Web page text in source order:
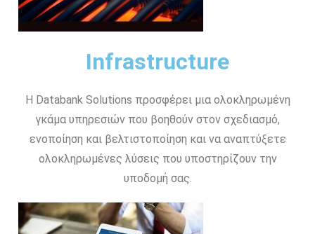
Infrastructure
Η Databank Solutions προσφέρει μια ολοκληρωμένη
γκάμα υπηρεσιών που βοηθούν στον σχεδιασμό,
ενοποίηση και βελτιστοποίηση και να αναπτύξετε
ολοκληρωμένες λύσεις που υποστηρίζουν την
υποδομή σας.